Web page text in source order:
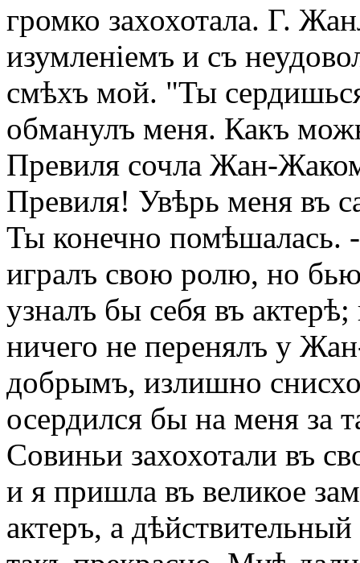
громко захохотала. Г.
изумленіемъ и съ
смѣхъ мой. "Ты
обманулъ меня. Какъ
Превиля сочла Жан-
Превиля! Увѣрь меня въ
Ты конечно помѣшалась.
игралъ свою ролю, но
узналъ бы себя въ
ничего не перенялъ у
добрымъ, излишно
осердился бы на меня за
Совиньи захохотали въ
и я пришла въ великое
актеръ, а